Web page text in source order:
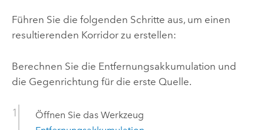
Führen Sie die folgenden Schritte aus, um einen
resultierenden Korridor zu erstellen:
Berechnen Sie die Entfernungsakkumulation und
die Gegenrichtung für die erste Quelle.
Öffnen Sie das Werkzeug